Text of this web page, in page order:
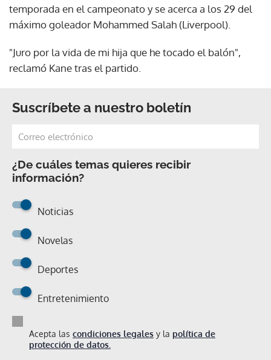
temporada en el campeonato y se acerca a los 29 del
máximo goleador Mohammed Salah (Liverpool).
"Juro por la vida de mi hija que he tocado el balón",
reclamó Kane tras el partido.
Suscríbete a nuestro boletín
¿De cuáles temas quieres recibir
información?
Noticias
Novelas
Deportes
Entretenimiento
Acepta las condiciones legales y la política de
protección de datos.